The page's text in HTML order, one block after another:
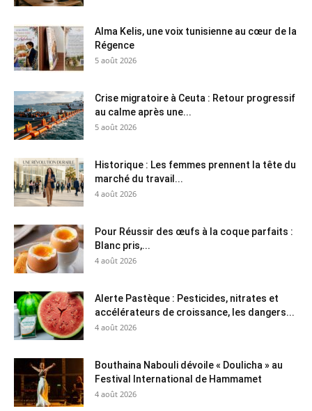
Alma Kelis, une voix tunisienne au cœur de la
Régence
5 août 2026
Crise migratoire à Ceuta : Retour progressif
au calme après une...
5 août 2026
Historique : Les femmes prennent la tête du
marché du travail...
4 août 2026
Pour Réussir des œufs à la coque parfaits :
Blanc pris,...
4 août 2026
Alerte Pastèque : Pesticides, nitrates et
accélérateurs de croissance, les dangers...
4 août 2026
Bouthaina Nabouli dévoile « Doulicha » au
Festival International de Hammamet
4 août 2026